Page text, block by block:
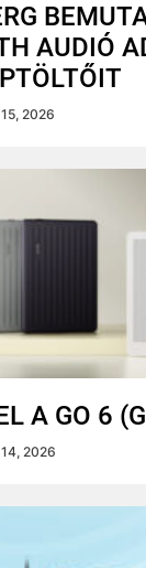
AUDIÓ
2026
A GO 6
2026